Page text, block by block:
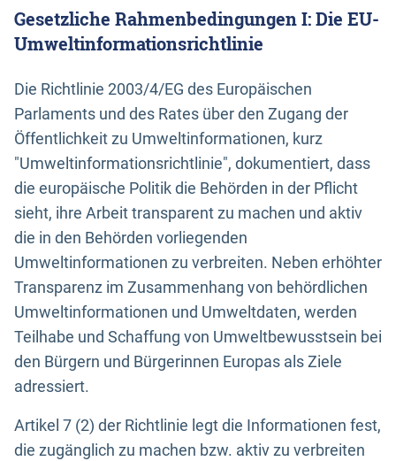
Gesetzliche Rahmenbedingungen I: Die EU-
Umweltinformationsrichtlinie
Die Richtlinie 2003/4/EG des Europäischen
Parlaments und des Rates über den Zugang der
Öffentlichkeit zu Umweltinformationen, kurz
"Umweltinformationsrichtlinie", dokumentiert, dass
die europäische Politik die Behörden in der Pflicht
sieht, ihre Arbeit transparent zu machen und aktiv
die in den Behörden vorliegenden
Umweltinformationen zu verbreiten. Neben erhöhter
Transparenz im Zusammenhang von behördlichen
Umweltinformationen und Umweltdaten, werden
Teilhabe und Schaffung von Umweltbewusstsein bei
den Bürgern und Bürgerinnen Europas als Ziele
adressiert.
Artikel 7 (2) der Richtlinie legt die Informationen fest,
die zugänglich zu machen bzw. aktiv zu verbreiten